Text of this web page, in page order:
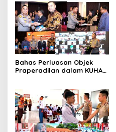
Identitas Petugas Tak
Dikenali
Bahas Perluasan Objek
Praperadilan dalam KUHAP